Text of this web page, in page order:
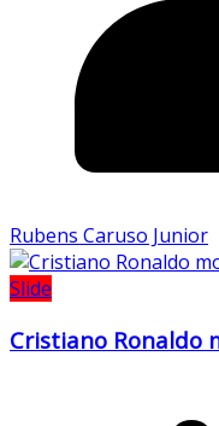
Rubens Caruso Junior
Slide
Cristiano Ronaldo